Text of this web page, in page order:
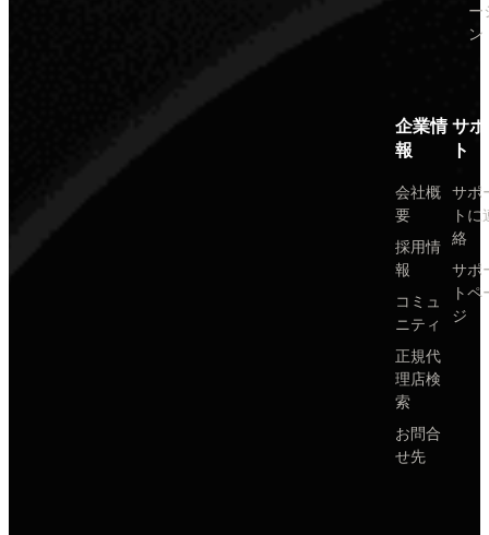
ー
ン
企業情
報
会社概
要
採用情
報
コミュ
ニティ
正規代
理店検
索
お問合
せ先
サ
ト
サポ
トに
絡
サポ
トペ
ジ